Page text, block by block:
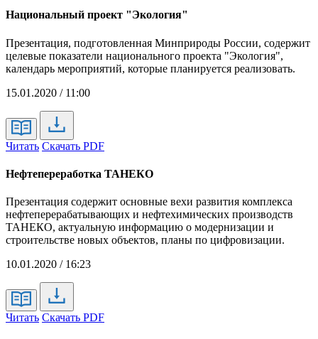
Национальный проект "Экология"
Презентация, подготовленная Минприроды России, содержит
целевые показатели национального проекта "Экология",
календарь мероприятий, которые планируется реализовать.
15.01.2020 / 11:00
Читать Скачать PDF
Нефтепереработка ТАНЕКО
Презентация содержит основные вехи развития комплекса
нефтеперерабатывающих и нефтехимических производств
ТАНЕКО, актуальную информацию о модернизации и
строительстве новых объектов, планы по цифровизации.
10.01.2020 / 16:23
Читать Скачать PDF